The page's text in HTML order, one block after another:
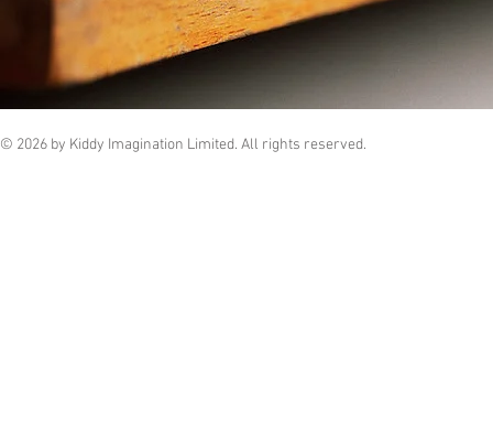
© 2026 by Kiddy Imagination Limited. All rights reserved.